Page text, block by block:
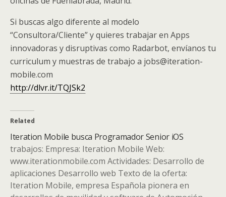
Si buscas algo diferente al modelo
“Consultora/Cliente” y quieres trabajar en Apps
innovadoras y disruptivas como Radarbot, envíanos tu
curriculum y muestras de trabajo a jobs@iteration-
mobile.com
http://dlvr.it/TQJSk2
Related
Iteration Mobile busca Programador Senior iOS
trabajos: Empresa: Iteration Mobile Web:
www.iterationmobile.com Actividades: Desarrollo de
aplicaciones Desarrollo web Texto de la oferta:
Iteration Mobile, empresa Española pionera en